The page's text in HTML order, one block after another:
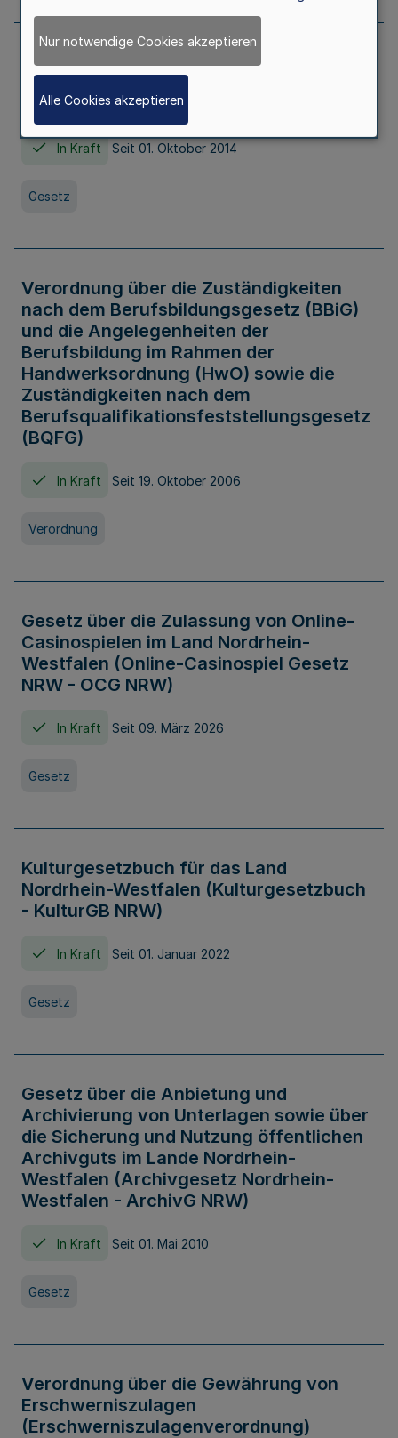
Gesetz über die Hochschulen des Landes
Nordrhein-Westfalen (Hochschulgesetz -
HG)
In Kraft Seit 01. Oktober 2014
Gesetz
Verordnung über die Zuständigkeiten
nach dem Berufsbildungsgesetz (BBiG)
und die Angelegenheiten der
Berufsbildung im Rahmen der
Handwerksordnung (HwO) sowie die
Zuständigkeiten nach dem
Berufsqualifikationsfeststellungsgesetz
(BQFG)
In Kraft Seit 19. Oktober 2006
Verordnung
Gesetz über die Zulassung von Online-
Casinospielen im Land Nordrhein-
Westfalen (Online-Casinospiel Gesetz
NRW - OCG NRW)
In Kraft Seit 09. März 2026
Gesetz
Kulturgesetzbuch für das Land
Nordrhein-Westfalen (Kulturgesetzbuch
- KulturGB NRW)
In Kraft Seit 01. Januar 2022
Gesetz
Gesetz über die Anbietung und
Archivierung von Unterlagen sowie über
die Sicherung und Nutzung öffentlichen
Archivguts im Lande Nordrhein-
Westfalen (Archivgesetz Nordrhein-
Westfalen - ArchivG NRW)
In Kraft Seit 01. Mai 2010
Gesetz
Verordnung über die Gewährung von
Erschwerniszulagen
(Erschwerniszulagenverordnung)
Nur notwendige Cookies akzeptieren
Alle Cookies akzeptieren